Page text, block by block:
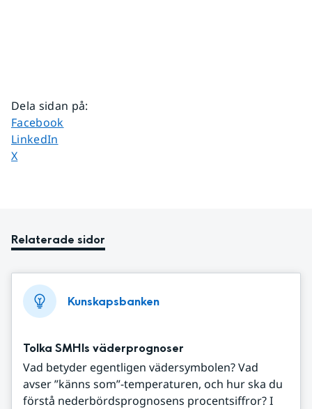
Dela sidan på:
Dela sidan på
Facebook
Dela sidan på
LinkedIn
Dela sidan på
X
Relaterade sidor
Kunskapsbanken
Tolka SMHIs väderprognoser
Vad betyder egentligen vädersymbolen? Vad
avser ”känns som”-temperaturen, och hur ska du
förstå nederbördsprognosens procentsiffror? I